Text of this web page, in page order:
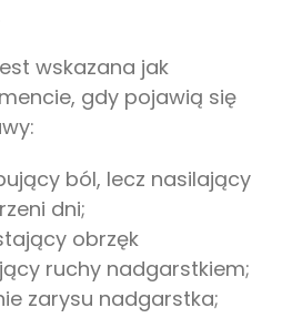
wskazana jak
gdy pojawią się
ból, lecz nasilający
dni;
obrzęk
ruchy nadgarstkiem;
zarysu nadgarstka;